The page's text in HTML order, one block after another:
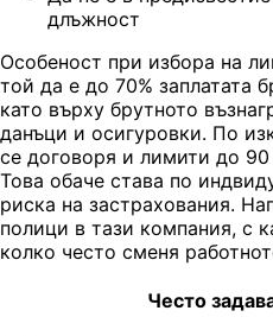
длъжност
Особеност при избора на
той да е до 70% заплатата
като върху брутното
данъци и осигуровки. По
се договоря и лимити до 90
Това обаче става по
риска на застрахования.
полици в тази компания, с
колко често сменя
Често